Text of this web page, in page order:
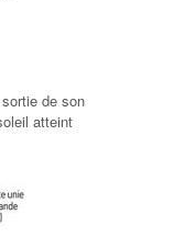
sortie de son
atteint